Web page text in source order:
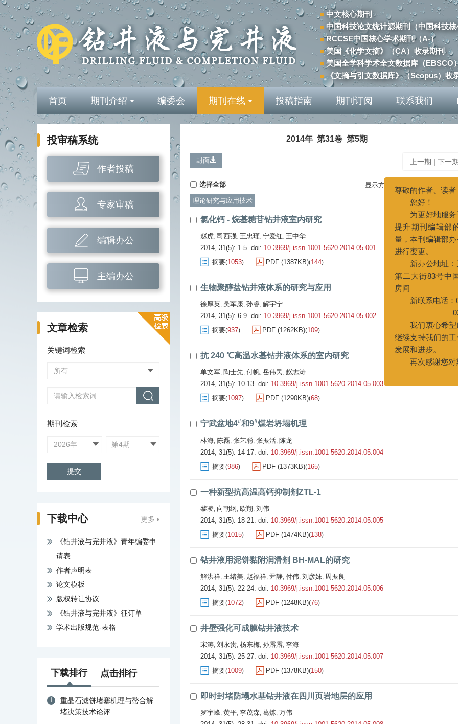
中文核心期刊
中国科技论文统计源期刊（中国科技
RCCSE中国核心学术期刊（A-）
美国《化学文摘》（CA）收录期刊
美国全学科学术全文数据库（EBSCO
《文摘与引文数据库》（Scopus）收
首页 期刊介绍 编委会 期刊在线 投稿指南 期刊订阅 联系我们
投审稿系统
作者投稿
专家审稿
编辑办公
主编办公
文章检索
关键词检索
期刊检索
下载中心 更多
《钻井液与完井液》青年编委申
请表
作者声明表
论文模板
版权转让协议
《钻井液与完井液》征订单
学术出版规范-表格
下载排行 点击排行
1
重晶石滤饼堵塞机理与螯合解
堵决策技术论评
2014年 第31卷 第5期
封面 上一期 | 下一期
选择全部 显示方式:
理论研究与应用技术
氯化钙 - 烷基糖苷钻井液室内研究
赵虎, 司西强, 王忠瑾, 宁爱红, 王中华
2014, 31(5): 1-5. doi: 10.3969/j.issn.1001-5620.2014.05.001
摘要(1053) PDF (1387KB)(144)
生物聚醇盐钻井液体系的研究与应用
徐厚英, 吴军康, 孙睿, 解宇宁
2014, 31(5): 6-9. doi: 10.3969/j.issn.1001-5620.2014.05.002
摘要(937) PDF (1262KB)(109)
抗 240 ℃高温水基钻井液体系的室内研究
单文军, 陶士先, 付帆, 岳伟民, 赵志涛
2014, 31(5): 10-13. doi: 10.3969/j.issn.1001-5620.2014.05.003
摘要(1097) PDF (1290KB)(68)
宁武盆地4#和9#煤岩坍塌机理
林海, 陈磊, 张艺聪, 张振活, 陈龙
2014, 31(5): 14-17. doi: 10.3969/j.issn.1001-5620.2014.05.004
摘要(986) PDF (1373KB)(165)
一种新型抗高温高钙抑制剂ZTL-1
黎凌, 向朝纲, 欧翔, 刘伟
2014, 31(5): 18-21. doi: 10.3969/j.issn.1001-5620.2014.05.005
摘要(1015) PDF (1474KB)(138)
钻井液用泥饼黏附润滑剂 BH-MAL的研究
解洪祥, 王绪美, 赵福祥, 尹静, 付伟, 刘彦妹, 周振良
2014, 31(5): 22-24. doi: 10.3969/j.issn.1001-5620.2014.05.006
摘要(1072) PDF (1248KB)(76)
井壁强化可成膜钻井液技术
宋涛, 刘永贵, 杨东梅, 孙露露, 李海
2014, 31(5): 25-27. doi: 10.3969/j.issn.1001-5620.2014.05.007
摘要(1009) PDF (1378KB)(150)
即时封堵防塌水基钻井液在四川页岩地层的应用
罗宇峰, 黄平, 李茂森, 葛炼, 万伟
尊敬的作者、读者：
为更好地服务于广大
提升期刊编辑部的办公效
量，本刊编辑部办公地点
进行变更。
新办公地址：天津经
第二大街83号中国石油天
新联系电话：022-
022-
我们衷心希望广大作
继续支持我们的工作，共
发展和进步。
再次感谢您对期刊的